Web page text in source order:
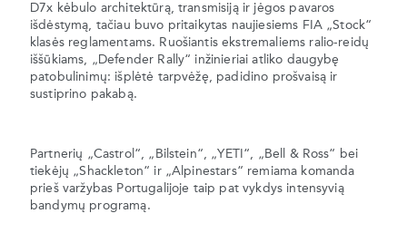
D7x kėbulo architektūrą, transmisiją ir jėgos pavaros
išdėstymą, tačiau buvo pritaikytas naujiesiems FIA „Stock“
klasės reglamentams. Ruošiantis ekstremaliems ralio-reidų
iššūkiams, „Defender Rally“ inžinieriai atliko daugybę
patobulinimų: išplėtė tarpvėžę, padidino prošvaisą ir
sustiprino pakabą.
Partnerių „Castrol“, „Bilstein“, „YETI“, „Bell & Ross“ bei
tiekėjų „Shackleton“ ir „Alpinestars“ remiama komanda
prieš varžybas Portugalijoje taip pat vykdys intensyvią
bandymų programą.